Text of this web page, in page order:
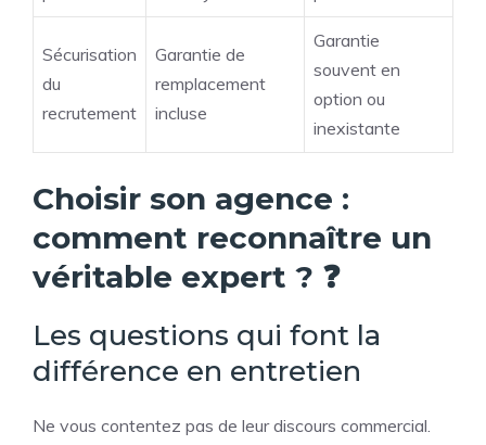
Sécurisation
du
recrutement
Garantie de
remplacement
incluse
Garantie
souvent en
option ou
inexistante
Choisir son agence :
comment reconnaître un
véritable expert ? ❓
Les questions qui font la
différence en entretien
Ne vous contentez pas de leur discours commercial.